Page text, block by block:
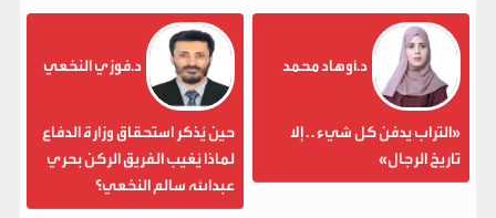
د.أوهاد محمد
«التراب يدفن كل شيء . . إلا
تاريخ الرجال»
د.فوزي النخعي
حين يُذكر استحقاق وزارة الدفاع
لماذا يُغيب الفريق الركن بحري
عبدالله سالم النخعي؟